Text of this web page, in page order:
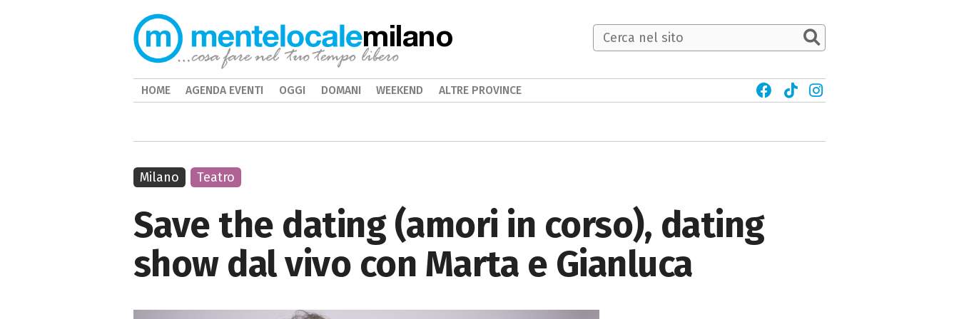
Save the dating (amori in corso), dating
show dal vivo con Marta e Gianluca
Milano Teatro
milano
HOME AGENDA EVENTI OGGI DOMANI WEEKEND ALTRE PROVINCE